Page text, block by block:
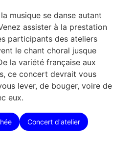
musique se danse autant
assister à la prestation
participants des ateliers
le chant choral jusque
la variété française aux
ce concert devrait vous
lever, de bouger, voire de
eux.
Concert d'atelier